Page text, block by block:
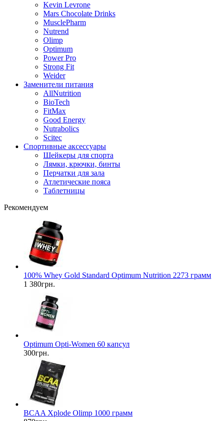
Kevin Levrone
Mars Chocolate Drinks
MusclePharm
Nutrend
Olimp
Optimum
Power Pro
Strong Fit
Weider
Заменители питания
AllNutrition
BioTech
FitMax
Good Energy
Nutrabolics
Scitec
Спортивные аксессуары
Шейкеры для спорта
Лямки, крючки, бинты
Перчатки для зала
Атлетические пояса
Таблетницы
Рекомендуем
100% Whey Gold Standard Optimum Nutrition 2273 грамм
1 380грн.
Optimum Opti-Women 60 капсул
300грн.
BCAA Xplode Olimp 1000 грамм